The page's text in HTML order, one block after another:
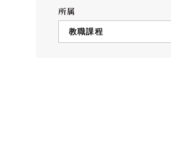
３Dパノラマビュー
所属
教職課程